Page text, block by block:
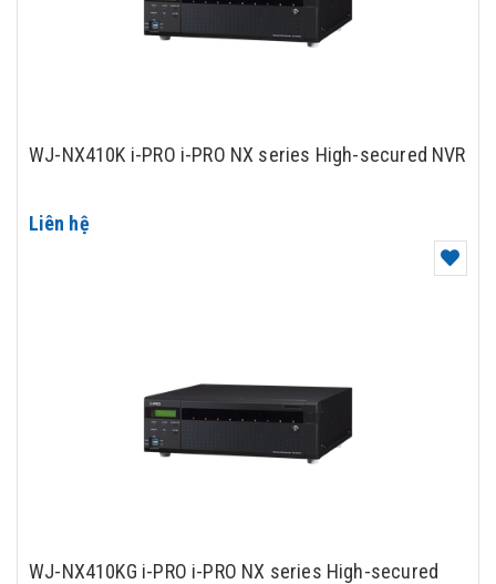
WJ-NX410K i-PRO i-PRO NX series High-secured NVR
Liên hệ
WJ-NX410KG i-PRO i-PRO NX series High-secured